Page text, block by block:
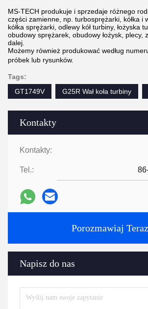
Kontakty
Kontakty:
Tel.:
Porozmawiaj Teraz
Napisz do nas
MS-TECH produkuje i sprzedaje różnego
części zamienne, np. turbosprężarki, kółka i
kółka sprężarki, odlewy kół turbiny, łożyska
obudowy sprężarek, obudowy łożysk, plecy,
dalej.
Możemy również produkować według
próbek lub rysunków.
Tags:
GT1749V
G25R Wał koła turbiny